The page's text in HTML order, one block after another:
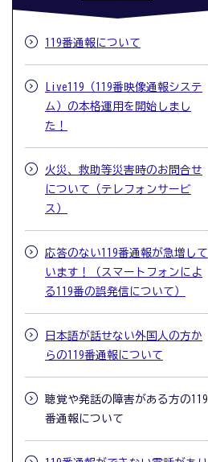
119番通報について
Live119（119番映像通報システ
ム）の本格運用を開始しまし
た！
火災、救助等災害時のお問合せ
について（テレフォンサービ
ス）
応答のない119番通報が急増して
います！（スマートフォンによ
る119番の誤発信について）
日本語が話せない外国人の方か
らの119番通報について
聴覚や発話の障害がある方の119
番通報について